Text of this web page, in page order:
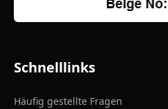
Schnelllinks
Häufig gestellte Fragen